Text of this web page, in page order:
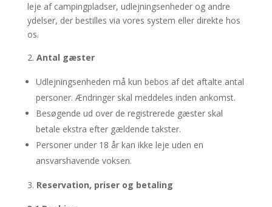
leje af campingpladser, udlejningsenheder og andre
ydelser, der bestilles via vores system eller direkte hos
os.
Antal gæster
Udlejningsenheden må kun bebos af det aftalte antal
personer. Ændringer skal meddeles inden ankomst.
Besøgende ud over de registrerede gæster skal
betale ekstra efter gældende takster.
Personer under 18 år kan ikke leje uden en
ansvarshavende voksen.
Reservation, priser og betaling